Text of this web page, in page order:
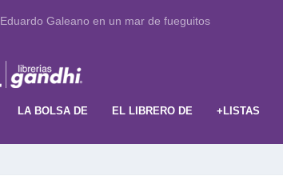
Eduardo Galeano en un mar de fueguitos
LA BOLSA DE EL LIBRERO DE +LISTAS